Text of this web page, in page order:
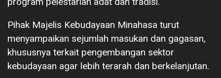
Pihak Majelis Kebudayaan Minahasa turut
menyampaikan sejumlah masukan dan gagasan,
khususnya terkait pengembangan sektor
kebudayaan agar lebih terarah dan berkelanjutan.